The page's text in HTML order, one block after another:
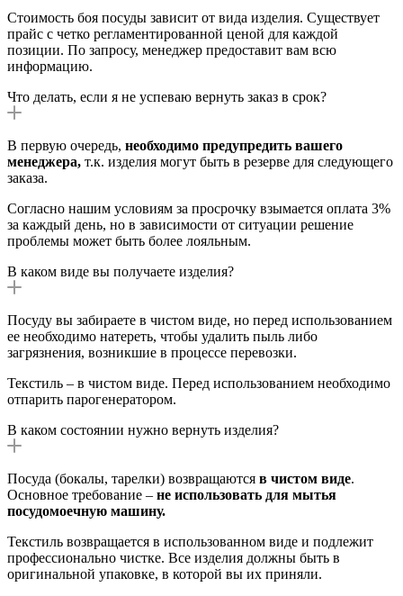
Стоимость боя посуды зависит от вида изделия. Существует
прайс с четко регламентированной ценой для каждой
позиции. По запросу, менеджер предоставит вам всю
информацию.
Что делать, если я не успеваю вернуть заказ в срок?
В первую очередь, необходимо предупредить вашего
менеджера, т.к. изделия могут быть в резерве для следующего
заказа.
Согласно нашим условиям за просрочку взымается оплата 3%
за каждый день, но в зависимости от ситуации решение
проблемы может быть более лояльным.
В каком виде вы получаете изделия?
Посуду вы забираете в чистом виде, но перед использованием
ее необходимо натереть, чтобы удалить пыль либо
загрязнения, возникшие в процессе перевозки.
Текстиль – в чистом виде. Перед использованием необходимо
отпарить парогенератором.
В каком состоянии нужно вернуть изделия?
Посуда (бокалы, тарелки) возвращаются в чистом виде.
Основное требование – не использовать для мытья
посудомоечную машину.
Текстиль возвращается в использованном виде и подлежит
профессионально чистке. Все изделия должны быть в
оригинальной упаковке, в которой вы их приняли.